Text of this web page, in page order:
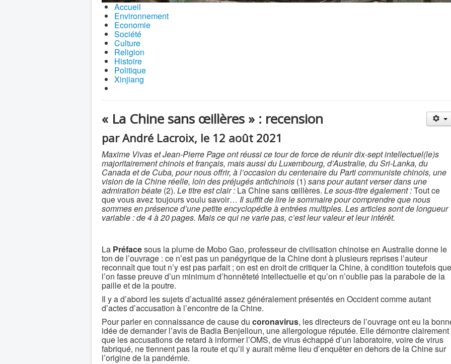
Accueil
Environnement
Economie
Société
Culture
Religion
Histoire
Politique
Xinjiang
« La Chine sans œillères » : recension
par André Lacroix, le 12 août 2021
Maxime Vivas et Jean-Pierre Page ont réussi ce tour de force de réunir dix-sept intellectuel(le)s
majoritairement chinois et français, mais aussi du Luxembourg, d’Australie, du Sri-Lanka, du
Canada et de Cuba, pour nous offrir, à l’occasion du centenaire du Parti communiste chinois, une
vision de la Chine réelle, loin des préjugés antichinois (1) sans pour autant verser dans une
admiration béate (2). Le titre est clair : La Chine sans œillères. Le sous-titre également :Tout ce
que vous avez toujours voulu savoir… Il suffit de lire le sommaire pour comprendre que nous
sommes en présence d’une petite encyclopédie à entrées multiples. Les articles sont de longueur
variable : de 4 à 20 pages. Mais ce qui ne varie pas, c’est leur valeur et leur intérêt.
La Préfacesous la plume de Mobo Gao, professeur de civilisation chinoise en Australie donne le
ton de l’ouvrage : ce n’est pas un panégyrique de la Chine dont à plusieurs reprises l’auteur
reconnaît que tout n’y est pas parfait ; on est en droit de critiquer la Chine, à condition toutefois que
l’on fasse preuve d’un minimum d’honnêteté intellectuelle et qu’on n’oublie pas la parabole de la
paille et de la poutre.
Il y a d’abord les sujets d’actualité assez généralement présentés en Occident comme autant
d’actes d’accusation à l’encontre de la Chine.
Pour parler en connaissance de cause du coronavirus, les directeurs de l’ouvrage ont eu la
idée de demander l’avis de Badia Benjelloun, une allergologue réputée. Elle démontre clairement
que les accusations de retard à informer l’OMS, de virus échappé d’un laboratoire, voire de virus
fabriqué, ne tiennent pas la route et qu’il y aurait même lieu d’enquêter en dehors de la Chine sur
l’origine de la pandémie.